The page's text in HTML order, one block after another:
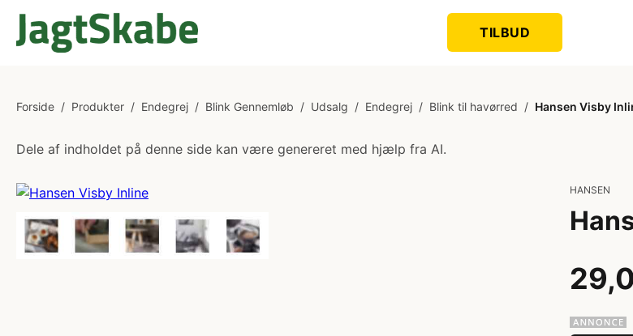
TILBUD
Forside / Produkter / Endegrej / Blink Gennemløb / Udsalg / Endegrej / Blink til havørred / Hansen Visby
Dele af indholdet på denne side kan være genereret med hjælp fra AI.
HANSEN